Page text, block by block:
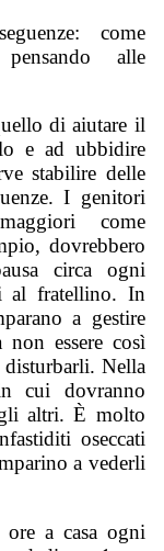
come
alle
di aiutare il
e ad ubbidire
stabilire delle
I genitori
come
dovrebbero
circa ogni
al fratellino. In
a gestire
essere così
disturbarli. Nella
cui dovranno
altri. È molto
oseccati
a vederli
a casa ogni